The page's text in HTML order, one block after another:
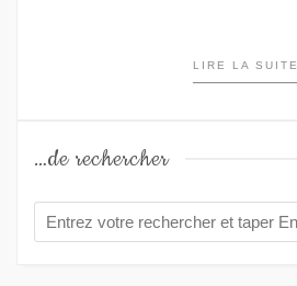
LIRE LA SUITE
…de rechercher